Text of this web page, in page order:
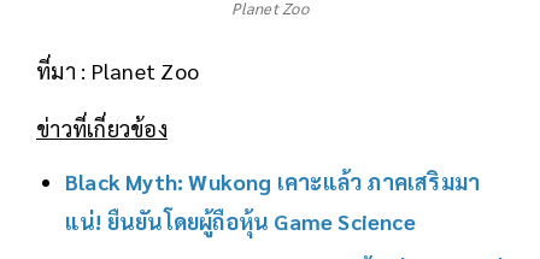
Planet Zoo
ที่มา : Planet Zoo
ข่าวที่เกี่ยวข้อง
Black Myth: Wukong เคาะแล้ว ภาคเสริมมา
แน่! ยืนยันโดยผู้ถือหุ้น Game Science